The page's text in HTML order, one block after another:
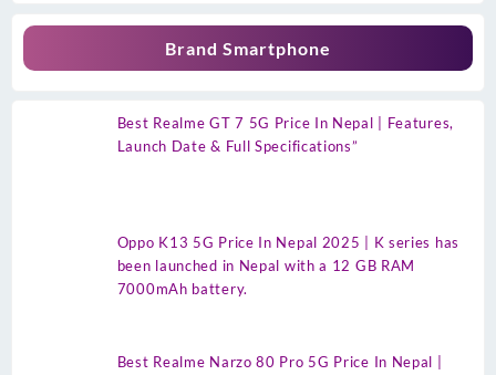
Brand Smartphone
Best Realme GT 7 5G Price In Nepal | Features,
Launch Date & Full Specifications”
Oppo K13 5G Price In Nepal 2025 | K series has
been launched in Nepal with a 12 GB RAM
7000mAh battery.
Best Realme Narzo 80 Pro 5G Price In Nepal |